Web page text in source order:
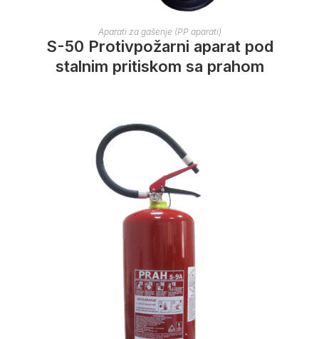
Aparati za gašenje (PP aparati)
S-50 Protivpožarni aparat pod
stalnim pritiskom sa prahom